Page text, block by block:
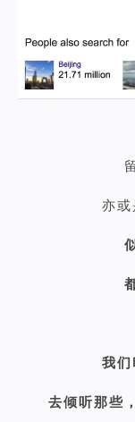
亦
我们
去倾听那些